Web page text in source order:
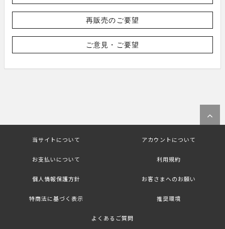
再販売のご要望
ご意見・ご要望
当サイトについて アカウントについて
お支払いについて 利用規約
個人情報保護方針 お客さまへのお願い
特商法に基づく表示 推奨環境
よくあるご質問